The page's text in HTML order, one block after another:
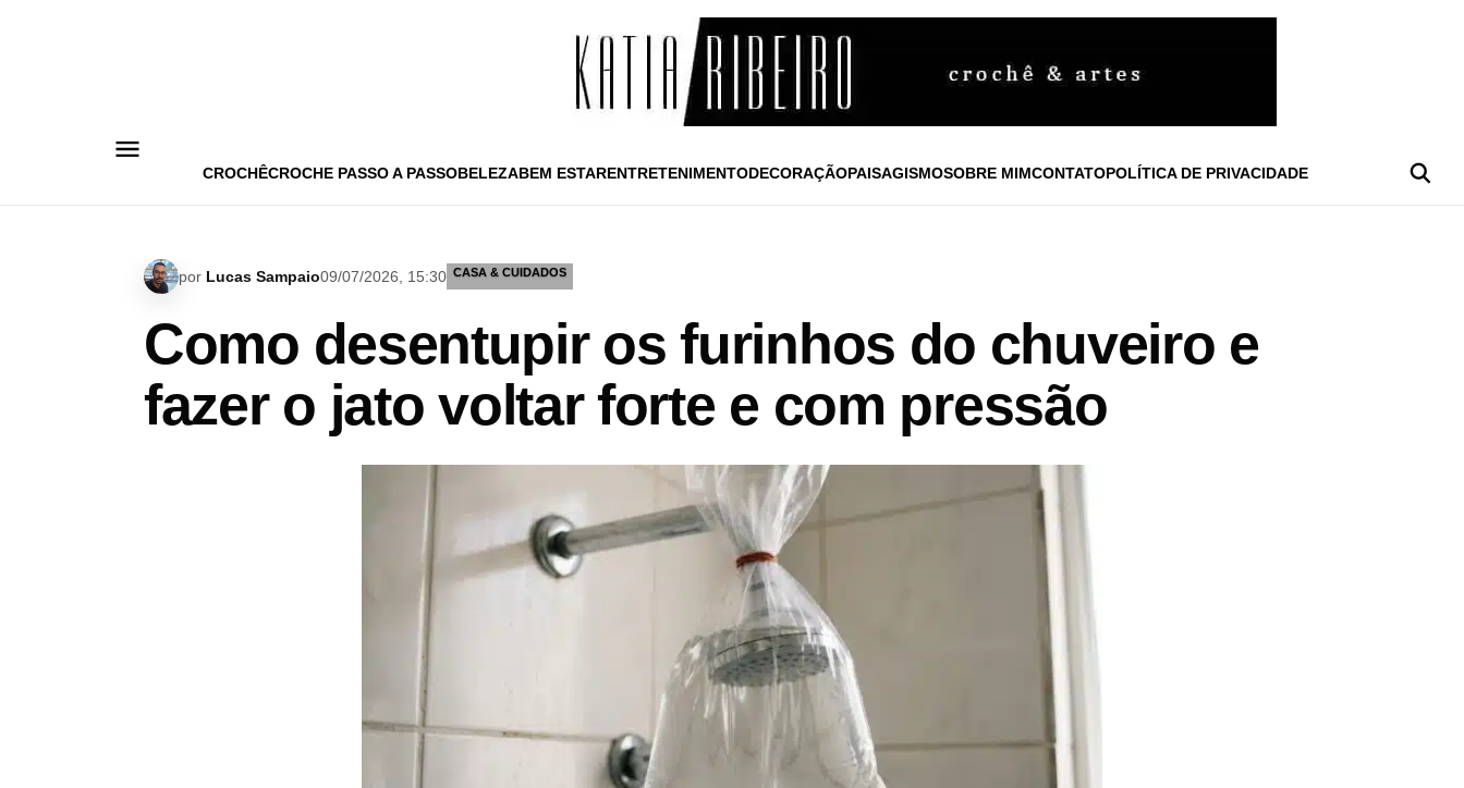
CROCHÊCROCHE PASSO A PASSOBELEZABEM ESTARENTRETENIMENTODECORAÇÃOPAISAGISMOSOBRE MIMCONTATOPOLÍTICA DE PRIVACIDADE
por Lucas Sampaio09/07/2026, 15:30 CASA & CUIDADOS
Como desentupir os furinhos do chuveiro e
fazer o jato voltar forte e com pressão